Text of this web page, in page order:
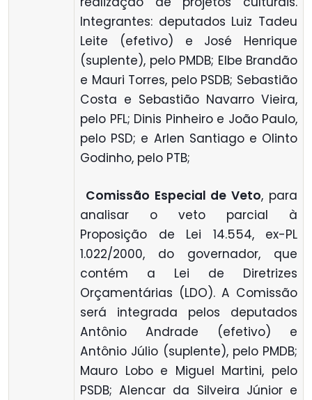
Integrantes: deputados Luiz Tadeu
Leite (efetivo) e José Henrique
(suplente), pelo PMDB; Elbe Brandão
e Mauri Torres, pelo PSDB; Sebastião
Costa e Sebastião Navarro Vieira,
pelo PFL; Dinis Pinheiro e João Paulo,
pelo PSD; e Arlen Santiago e Olinto
Godinho, pelo PTB;
Comissão Especial de Veto, para
analisar o veto parcial à
Proposição de Lei 14.554, ex-PL
1.022/2000, do governador, que
contém a Lei de Diretrizes
Orçamentárias (LDO). A Comissão
será integrada pelos deputados
Antônio Andrade (efetivo) e
Antônio Júlio (suplente), pelo PMDB;
Mauro Lobo e Miguel Martini, pelo
PSDB; Alencar da Silveira Júnior e